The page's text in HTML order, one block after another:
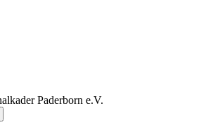
Paderborn e.V.